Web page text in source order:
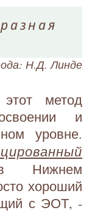
Н.Д. Линде
метод
и
уровне.
хороший
с ЭОТ, -